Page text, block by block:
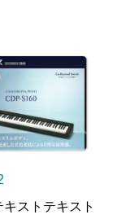
ストテキスト